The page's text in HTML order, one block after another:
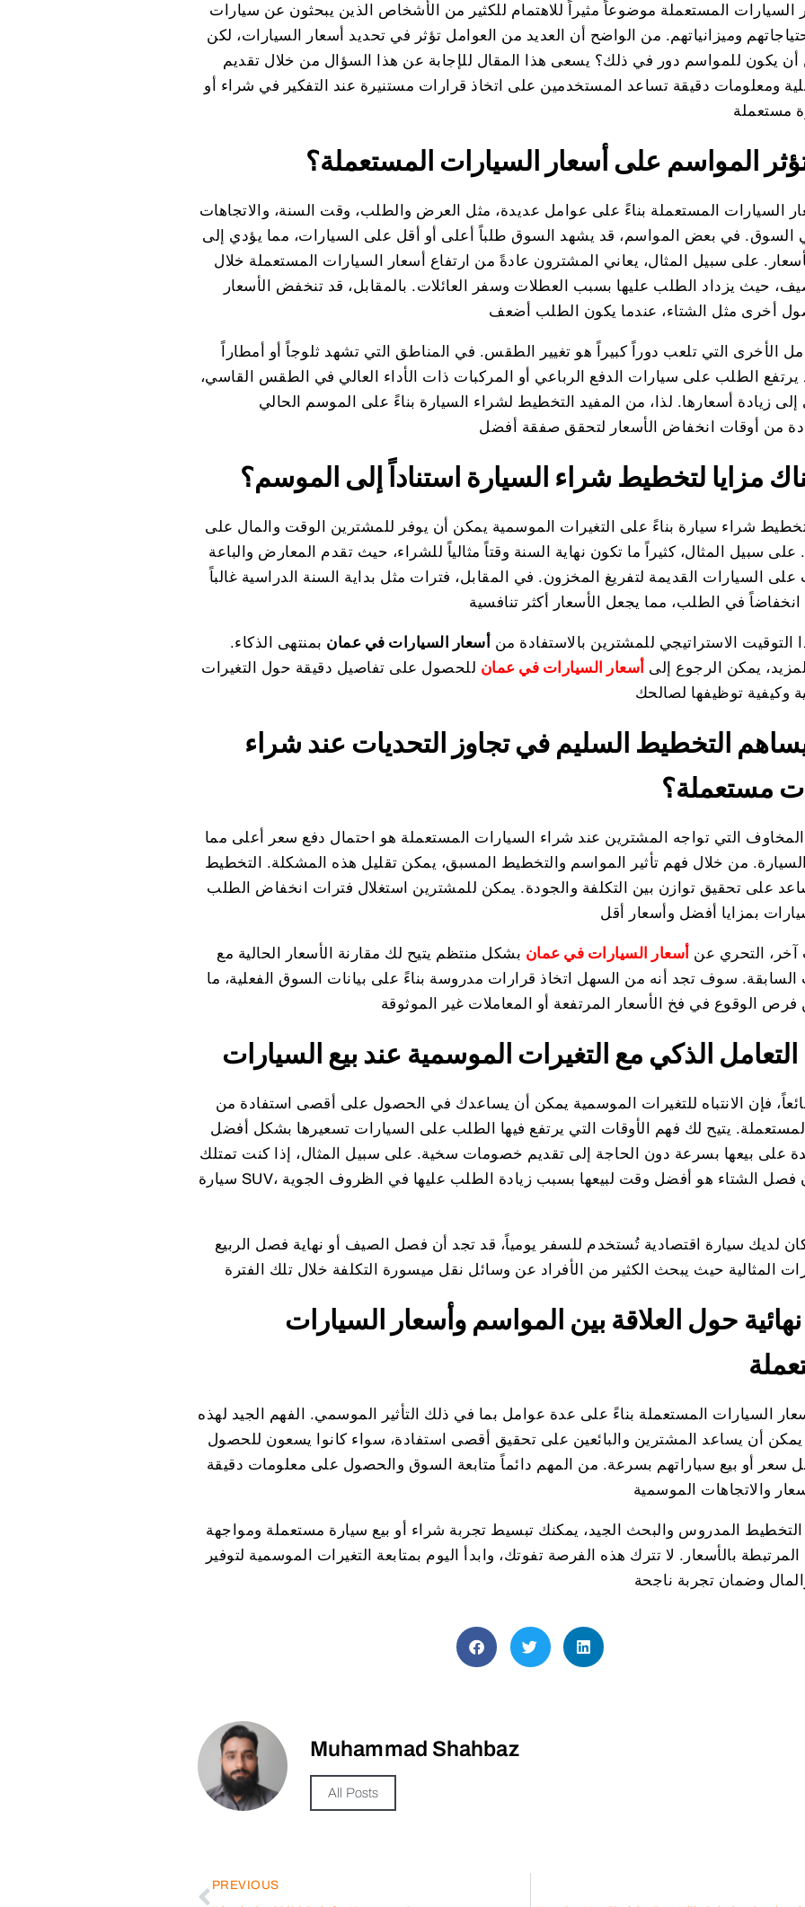
السيارات المستعملة موضوعاً مثيراً للاهتمام للكثير من الأشخاص الذين يبحثون عن سيارات
وميزانياتهم. من الواضح أن العديد من العوامل تؤثر في تحديد أسعار السيارات، لكن
يكون للمواسم دور في ذلك؟ يسعى هذا المقال للإجابة عن هذا السؤال من خلال تقديم
ومعلومات دقيقة تساعد المستخدمين على اتخاذ قرارات مستنيرة عند التفكير في شراء أو
المواسم على أسعار السيارات المستعملة؟
السيارات المستعملة بناءً على عوامل عديدة، مثل العرض والطلب، وقت السنة، والاتجاهات
السوق. في بعض المواسم، قد يشهد السوق طلباً أعلى أو أقل على السيارات، مما يؤدي إلى
على سبيل المثال، يعاني المشترون عادةً من ارتفاع أسعار السيارات المستعملة خلال
حيث يزداد الطلب عليها بسبب العطلات وسفر العائلات. بالمقابل، قد تنخفض الأسعار
الأخرى التي تلعب دوراً كبيراً هو تغيير الطقس. في المناطق التي تشهد ثلوجاً أو أمطاراً
يرتفع الطلب على سيارات الدفع الرباعي أو المركبات ذات الأداء العالي في الطقس القاسي،
زيادة أسعارها. لذا، من المفيد التخطيط لشراء السيارة بناءً على الموسم الحالي
مزايا لتخطيط شراء السيارة استناداً إلى الموسم؟
تخطيط شراء سيارة بناءً على التغيرات الموسمية يمكن أن يوفر للمشترين الوقت والمال على
سبيل المثال، كثيراً ما تكون نهاية السنة وقتاً مثالياً للشراء، حيث تقدم المعارض والباعة
السيارات القديمة لتفريغ المخزون. في المقابل، فترات مثل بداية السنة الدراسية غالباً
التوقيت الاستراتيجي للمشترين بالاستفادة من أسعار السيارات في عمان بمنتهى الذكاء.
يمكن الرجوع إلى أسعار السيارات في عمان للحصول على تفاصيل دقيقة حول التغيرات
التخطيط السليم في تجاوز التحديات عند شراء
مستعملة؟
المخاوف التي تواجه المشترين عند شراء السيارات المستعملة هو احتمال دفع سعر أعلى مما
من خلال فهم تأثير المواسم والتخطيط المسبق، يمكن تقليل هذه المشكلة. التخطيط
على تحقيق توازن بين التكلفة والجودة. يمكن للمشترين استغلال فترات انخفاض الطلب
التحري عن أسعار السيارات في عمان بشكل منتظم يتيح لك مقارنة الأسعار الحالية مع
السابقة. سوف تجد أنه من السهل اتخاذ قرارات مدروسة بناءً على بيانات السوق الفعلية، ما
التعامل الذكي مع التغيرات الموسمية عند بيع السيارات
فإن الانتباه للتغيرات الموسمية يمكن أن يساعدك في الحصول على أقصى استفادة من
يتيح لك فهم الأوقات التي يرتفع فيها الطلب على السيارات تسعيرها بشكل أفضل
على بيعها بسرعة دون الحاجة إلى تقديم خصومات سخية. على سبيل المثال، إذا كنت تمتلك
سيارة SUV، فقد يكون فصل الشتاء هو أفضل وقت لبيعها بسبب زيادة الطلب عليها في الظروف الجوية
كان لديك سيارة اقتصادية تُستخدم للسفر يومياً، قد تجد أن فصل الصيف أو نهاية فصل الربيع
نهائية حول العلاقة بين المواسم وأسعار السيارات
السيارات المستعملة بناءً على عدة عوامل بما في ذلك التأثير الموسمي. الفهم الجيد لهذه
يمكن أن يساعد المشترين والبائعين على تحقيق أقصى استفادة، سواء كانوا يسعون للحصول
سعر أو بيع سياراتهم بسرعة. من المهم دائماً متابعة السوق والحصول على معلومات دقيقة
المدروس والبحث الجيد، يمكنك تبسيط تجربة شراء أو بيع سيارة مستعملة ومواجهة
المرتبطة بالأسعار. لا تترك هذه الفرصة تفوتك، وابدأ اليوم بمتابعة التغيرات الموسمية لتوفير
Muhammad Shahbaz
All Posts
PREVIOUS